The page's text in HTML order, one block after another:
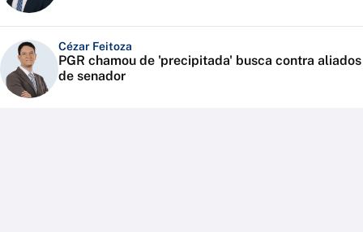
Cézar Feitoza
PGR chamou de 'precipitada' busca contra aliados
de senador